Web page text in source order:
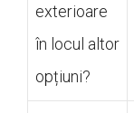
exterioare
în locul altor
opțiuni?